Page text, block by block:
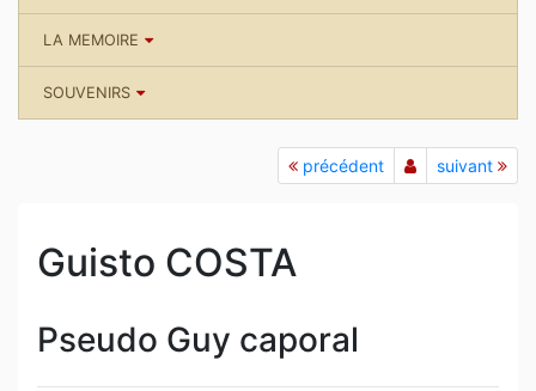
LA MEMOIRE
SOUVENIRS
précédent suivant
Guisto COSTA
Pseudo Guy caporal